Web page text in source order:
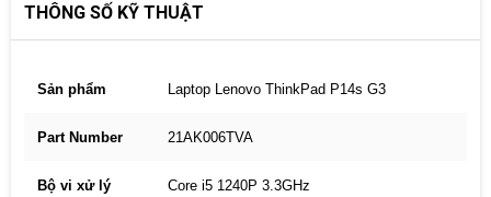
THÔNG SỐ KỸ THUẬT
Sản phẩm Laptop Lenovo ThinkPad P14s G3
Part Number 21AK006TVA
Bộ vi xử lý Core i5 1240P 3.3GHz